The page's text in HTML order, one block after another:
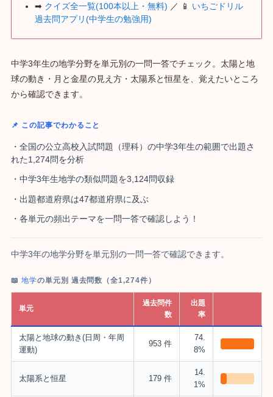
➡ クイズ全一覧(100本以上・無料) ／ 📱 いちごドリル
過去問アプリ(中学生の勉強用)
中学3年生の地学分野を単元別の一問一答でチェック。太陽と地
球の動き・月と金星の見え方・太陽系と恒星を、覚えたいところ
から確認できます。
📌 この記事でわかること
・全国の公立高校入試問題（理科）の中学3年生の範囲で出題さ
れた1,274問を分析
・中学3年生地学の類似問題を3,124問収録
・出題都道府県は47都道府県に及ぶ
・各単元の頻出テーマを一問一答で確認しよう！
中学3年の地学分野を単元別の一問一答で確認できます。
📖 地学の単元別 過去問数（全1,274件）
単元
過去問件
数
出題
率
太陽と地球の動き(日周・年周
運動)
953 件
74.
8%
太陽系と恒星 179 件
14.
1%